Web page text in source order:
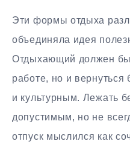
Эти формы отдыха
объединяла идея
Отдыхающий должен
работе, но и
и культурным. Лежать
допустимым, но не
отпуск мыслился как